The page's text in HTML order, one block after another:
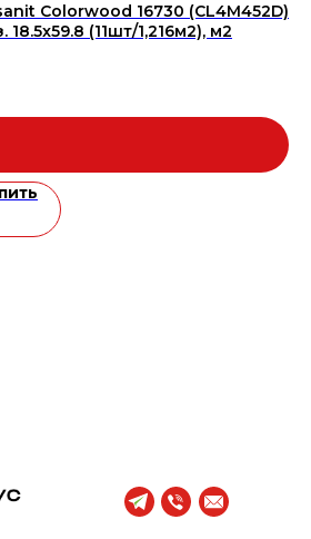
Colorwood 16730 (CL4M452D)
(11шт/1,216м2), м2